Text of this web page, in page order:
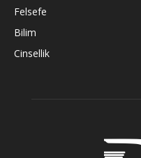
Felsefe
Bilim
Cinsellik